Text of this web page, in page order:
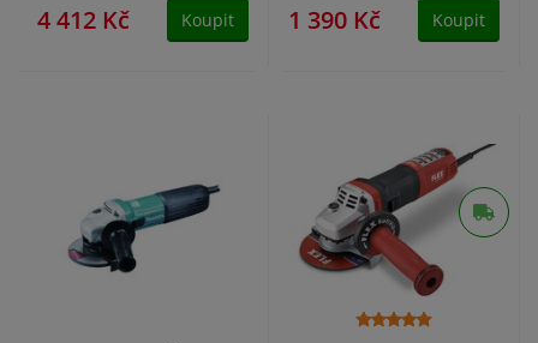
4 412 Kč Koupit 1 390 Kč Koupit